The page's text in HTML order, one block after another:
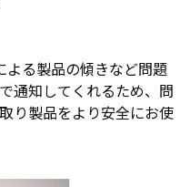
よる製品の傾きなど問題
通知してくれるため、問
り製品をより安全にお使